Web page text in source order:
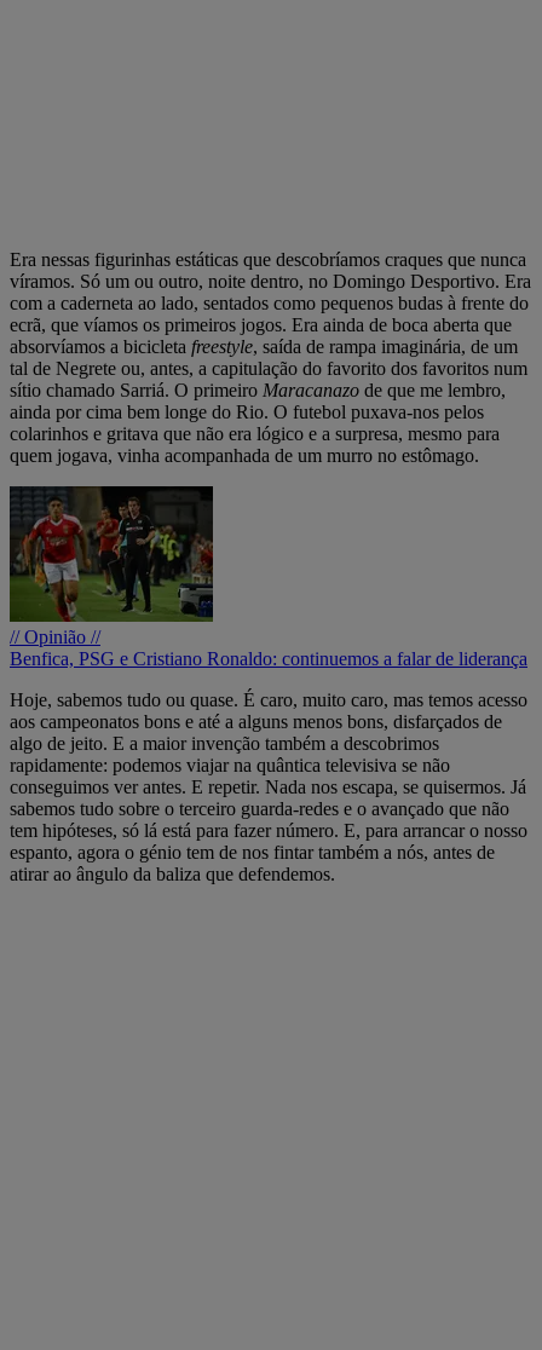
Era nessas figurinhas estáticas que descobríamos craques que nunca
víramos. Só um ou outro, noite dentro, no Domingo Desportivo. Era
com a caderneta ao lado, sentados como pequenos budas à frente do
ecrã, que víamos os primeiros jogos. Era ainda de boca aberta que
absorvíamos a bicicleta freestyle, saída de rampa imaginária, de um
tal de Negrete ou, antes, a capitulação do favorito dos favoritos num
sítio chamado Sarriá. O primeiro Maracanazo de que me lembro,
ainda por cima bem longe do Rio. O futebol puxava-nos pelos
colarinhos e gritava que não era lógico e a surpresa, mesmo para
quem jogava, vinha acompanhada de um murro no estômago.
// Opinião //
Benfica, PSG e Cristiano Ronaldo: continuemos a falar de liderança
Hoje, sabemos tudo ou quase. É caro, muito caro, mas temos acesso
aos campeonatos bons e até a alguns menos bons, disfarçados de
algo de jeito. E a maior invenção também a descobrimos
rapidamente: podemos viajar na quântica televisiva se não
conseguimos ver antes. E repetir. Nada nos escapa, se quisermos. Já
sabemos tudo sobre o terceiro guarda-redes e o avançado que não
tem hipóteses, só lá está para fazer número. E, para arrancar o nosso
espanto, agora o génio tem de nos fintar também a nós, antes de
atirar ao ângulo da baliza que defendemos.